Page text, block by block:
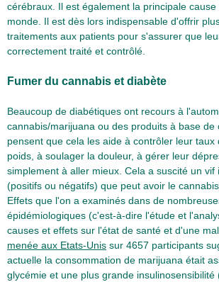
cérébraux. Il est également la principale
monde. Il est dès lors indispensable d'offrir
traitements aux patients pour s'assurer que
correctement traité et contrôlé.
Fumer du cannabis et diabète
Beaucoup de diabétiques ont recours à
cannabis/marijuana ou des produits à base de
pensent que cela les aide à contrôler leur taux
poids, à soulager la douleur, à gérer leur
simplement à aller mieux. Cela a suscité un vif
(positifs ou négatifs) que peut avoir le
Effets que l'on a examinés dans de
épidémiologiques (c'est-à-dire l'étude et
causes et effets sur l'état de santé et d'une
menée aux Etats-Unis sur 4657 participants
actuelle la consommation de marijuana était
glycémie et une plus grande